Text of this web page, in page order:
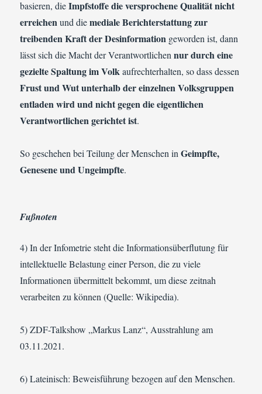
basieren, dieImpfstoffe die versprochene Qualität nicht
erreichenund diemediale Berichterstattung zur
treibenden Kraft der Desinformation geworden ist, dann
lässt sich die Macht der Verantwortlichennur durch eine
gezielte Spaltung im Volkaufrechterhalten, so dass dessen
Frust und Wut unterhalb der einzelnen Volksgruppen
entladen wird und nicht gegen die eigentlichen
Verantwortlichen gerichtet ist.
So geschehen bei Teilung der Menschen inGeimpfte,
Genesene und Ungeimpfte.
Fußnoten
4) In der Infometrie steht die Informationsüberflutung für
intellektuelle Belastung einer Person, die zu viele
Informationen übermittelt bekommt, um diese zeitnah
verarbeiten zu können (Quelle: Wikipedia).
5) ZDF-Talkshow „Markus Lanz“, Ausstrahlung am
03.11.2021.
6) Lateinisch: Beweisführung bezogen auf den Menschen.